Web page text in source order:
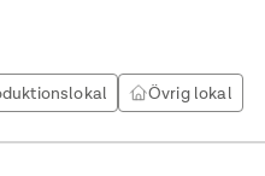
Övrig lokal